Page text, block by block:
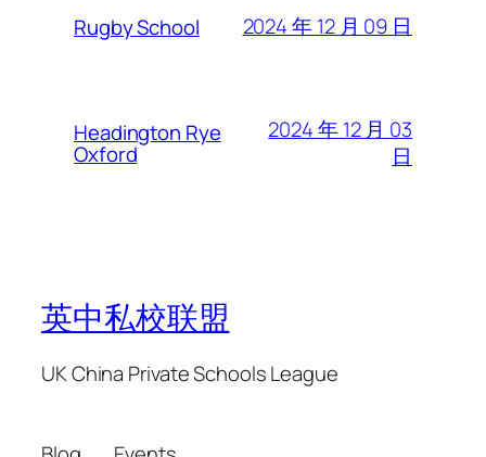
Rugby School 2024 年 12 月 09 日
Headington Rye
Oxford
2024 年 12 月 03
日
英中私校联盟
UK China Private Schools League